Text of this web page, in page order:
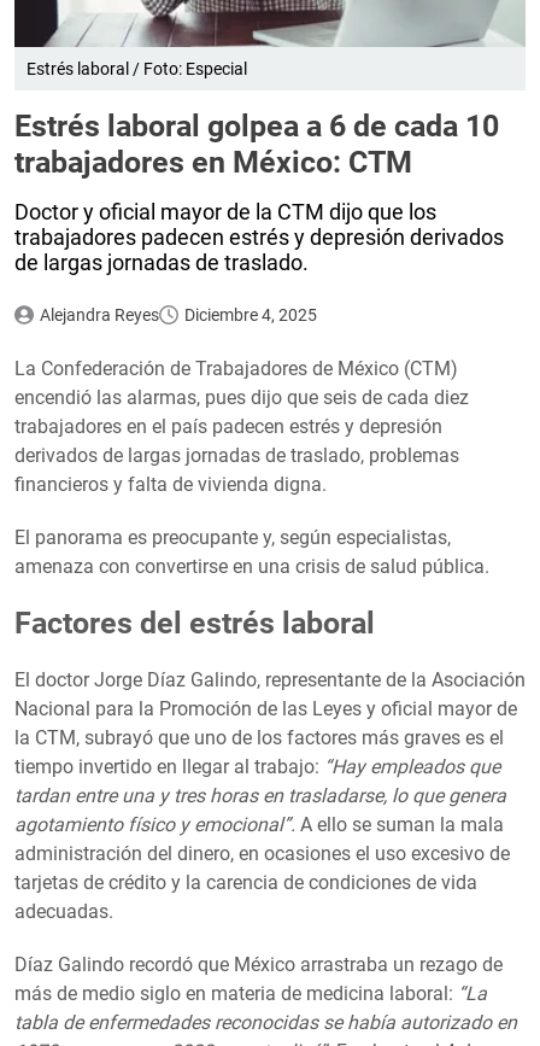
Estrés laboral / Foto: Especial
Estrés laboral golpea a 6 de cada 10
trabajadores en México: CTM
Doctor y oficial mayor de la CTM dijo que los
trabajadores padecen estrés y depresión derivados
de largas jornadas de traslado.
Alejandra Reyes Diciembre 4, 2025
La Confederación de Trabajadores de México (CTM)
encendió las alarmas, pues dijo que seis de cada diez
trabajadores en el país padecen estrés y depresión
derivados de largas jornadas de traslado, problemas
financieros y falta de vivienda digna.
El panorama es preocupante y, según especialistas,
amenaza con convertirse en una crisis de salud pública.
Factores del estrés laboral
El doctor Jorge Díaz Galindo, representante de la Asociación
Nacional para la Promoción de las Leyes y oficial mayor de
la CTM, subrayó que uno de los factores más graves es el
tiempo invertido en llegar al trabajo: “Hay empleados que
tardan entre una y tres horas en trasladarse, lo que genera
agotamiento físico y emocional”. A ello se suman la mala
administración del dinero, en ocasiones el uso excesivo de
tarjetas de crédito y la carencia de condiciones de vida
adecuadas.
Díaz Galindo recordó que México arrastraba un rezago de
más de medio siglo en materia de medicina laboral: “La
tabla de enfermedades reconocidas se había autorizado en